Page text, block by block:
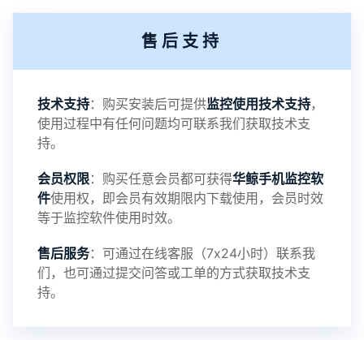
4：优化离线云储存服务器相册照片文件夹路径问题
5：优化关闭监控后离线设置云储存对方微信聊天记
录文件改为自定义文件名称
提示：
提示1：为避免异常风险情况，传输对方手机数据文
件至本地请先切换代理网络
售后支持
技术支持：购买安装后可提供监控使用技术支持，
使用过程中有任何问题均可联系我们获取技术支
持。
会员权限：购买任意会员都可获得华鲸手机监控软
件使用权，即会员有效期限内下载使用，会员时效
等于监控软件使用时效。
售后服务：可通过在线客服（7x24小时）联系我
们，也可通过提交问答或工单的方式获取技术支
持。